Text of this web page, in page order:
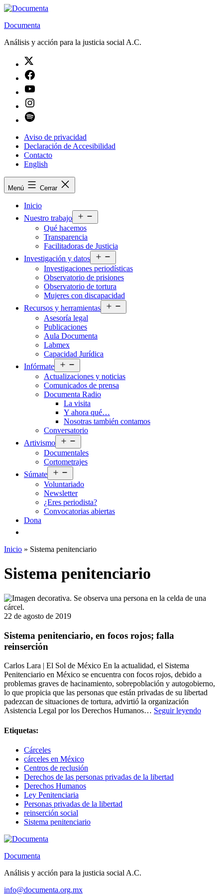
Saltar
contenido
Documenta
Análisis y acción para la justicia social A.C.
Aviso de privacidad
Declaración de Accesibilidad
Contacto
English
Menú Cerrar
Inicio
Nuestro trabajo
el
Qué hacemos
Transparencia
Facilitadoras de Justicia
Investigación y datos
el
menú
Investigaciones periodísticas
Observatorio de prisiones
Observatorio de tortura
Mujeres con discapacidad
Recursos y herramientas
el
Asesoría legal
Publicaciones
Aula Documenta
Labmex
Capacidad Jurídica
Infórmate
el
menú
Actualizaciones y noticias
Comunicados de prensa
Documenta Radio
La visita
Y ahora qué…
Nosotras también contamos
Conversatorio
Artivismo
el
menú
Documentales
Cortometrajes
Súmate
el
menú
Voluntariado
Newsletter
¿Eres periodista?
Convocatorias abiertas
Dona
Inicio » Sistema penitenciario
Sistema penitenciario
22 de agosto de 2019
Sistema penitenciario, en focos rojos; falla
reinserción
Carlos Lara | El Sol de México En la actualidad, el Sistema
Penitenciario en México se encuentra con focos rojos, debido a
problemas graves de hacinamiento, sobrepoblación y autogobierno,
lo que propicia que las personas que están privadas de su libertad
padezcan de situaciones de tortura, advirtió la organización
Asistencia Legal por los Derechos Humanos… Seguir leyendo
Etiquetas:
Cárceles
cárceles en México
Centros de reclusión
Derechos de las personas privadas de la libertad
Derechos Humanos
Ley Penitenciaria
Personas privadas de la libertad
reinserción social
Sistema penitenciario
Documenta
Análisis y acción para la justicia social A.C.
info@documenta.org.mx